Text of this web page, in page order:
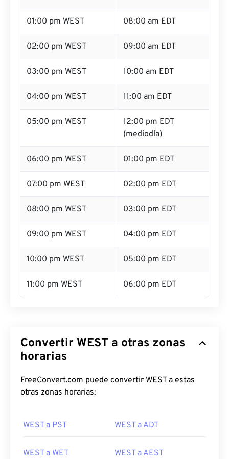
01:00 pm WEST 08:00 am EDT
02:00 pm WEST 09:00 am EDT
03:00 pm WEST 10:00 am EDT
04:00 pm WEST 11:00 am EDT
05:00 pm WEST
12:00 pm EDT
(mediodía)
06:00 pm WEST 01:00 pm EDT
07:00 pm WEST 02:00 pm EDT
08:00 pm WEST 03:00 pm EDT
09:00 pm WEST 04:00 pm EDT
10:00 pm WEST 05:00 pm EDT
11:00 pm WEST 06:00 pm EDT
Convertir WEST a otras zonas
horarias
FreeConvert.com puede convertir WEST a estas
otras zonas horarias:
WEST a PST WEST a ADT
WEST a WET WEST a AEST